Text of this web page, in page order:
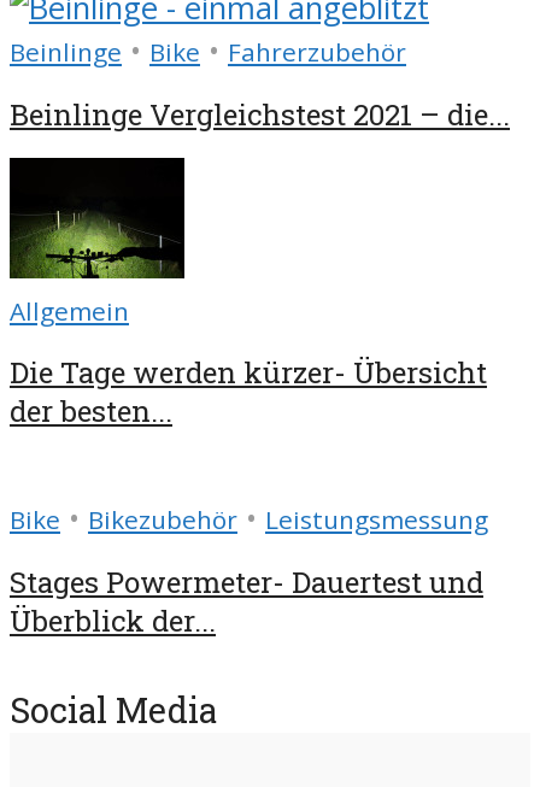
Beinlinge • Bike • Fahrerzubehör
Beinlinge Vergleichstest 2021 – die...
Allgemein
Die Tage werden kürzer- Übersicht
der besten...
Bike • Bikezubehör • Leistungsmessung
Stages Powermeter- Dauertest und
Überblick der...
Social Media